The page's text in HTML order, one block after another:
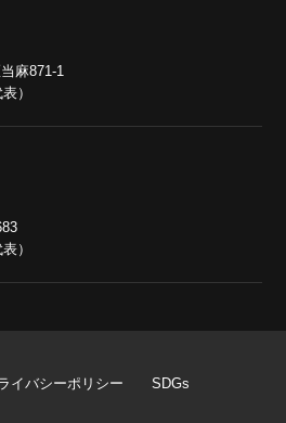
麻871-1
）
）
イバシーポリシー SDGs